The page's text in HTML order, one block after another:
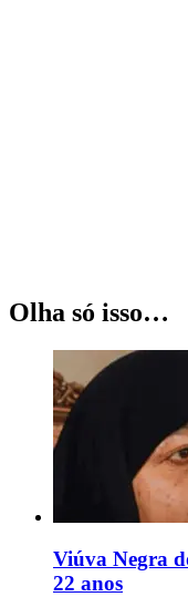
Olha só isso…
Viúva Negra
22 anos